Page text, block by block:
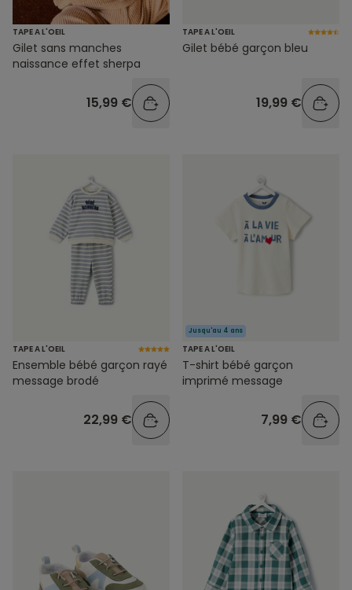
TAPE A L'OEIL
Gilet sans manches
naissance effet sherpa
15,99 €
TAPE A L'OEIL
Gilet bébé garçon bleu
19,99 €
TAPE A L'OEIL
Ensemble bébé garçon rayé
message brodé
22,99 €
Jusqu'au 4 ans
TAPE A L'OEIL
T-shirt bébé garçon
imprimé message
7,99 €